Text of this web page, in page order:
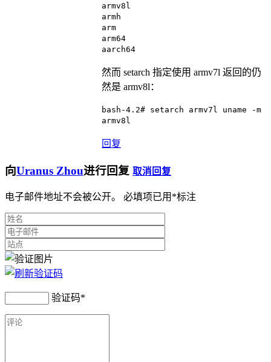
armv8l
armh
arm
arm64
aarch64
然而 setarch 指定使用 armv7l 返回的仍
然是 armv8l：
bash-4.2# setarch armv7l uname -m
armv8l
回复
向Uranus Zhou进行回复 取消回复
电子邮件地址不会被公开。 必填项已用 *标注
验证码*